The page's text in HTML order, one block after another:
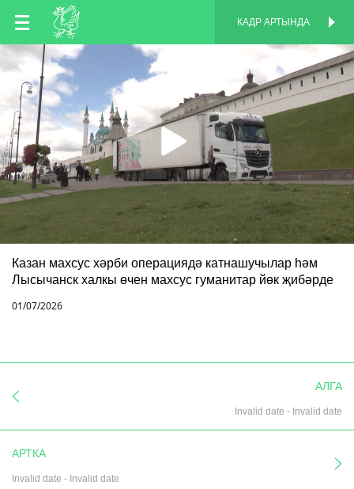
TT
RU
КАДР АРТЫНДА
Казан махсус хәрби операциядә катнашучылар һәм
Лысычанск халкы өчен махсус гуманитар йөк җибәрде
01/07/2026
АЛГА
Invalid date - Invalid date
АРТКА
Invalid date - Invalid date
КАДР АРТЫНДА